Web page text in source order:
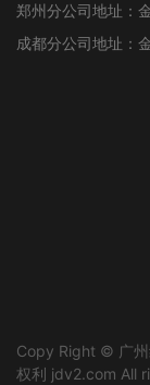
郑州分公司地址：
成都分公司地址：
Copy Right © 广州
权利 jdv2.com All